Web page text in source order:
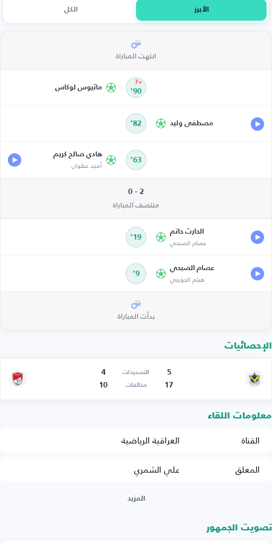
الأبرز الكل
انتهت المباراة
90’
+7
ماثيوس لوكاس
مصطفى وليد 82’
63’
هادي صالح كريم
أمجد عطوان
2 - 0
منتصف المباراة
الحارث حاتم
عصام الصبحي 19’
عصام الصبحي
هيثم الجويني 9’
بدأت المباراة
الإحصائيات
5 التسديدات
4
17
مخالفات 10
معلومات اللقاء
القناة
العراقية الرياضية
المعلق
علي الشمري
المزيد
تصويت الجمهور